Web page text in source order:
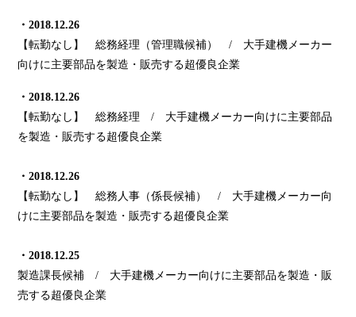
・2018.12.26
【転勤なし】 総務経理（管理職候補） / 大手建機メーカー
向けに主要部品を製造・販売する超優良企業
・2018.12.26
【転勤なし】 総務経理 / 大手建機メーカー向けに主要部品
を製造・販売する超優良企業
・2018.12.26
【転勤なし】 総務人事（係長候補） / 大手建機メーカー向
けに主要部品を製造・販売する超優良企業
・2018.12.25
製造課長候補 / 大手建機メーカー向けに主要部品を製造・販
売する超優良企業